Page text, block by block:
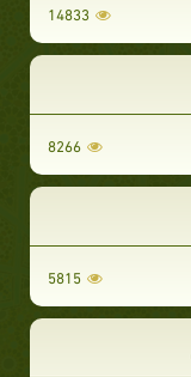
14833
8266
5815